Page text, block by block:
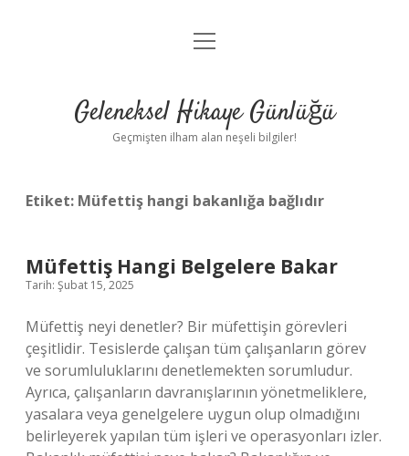
Anasayfa
Yasal Uyarı
menüyü
Geleneksel Hikaye Günlüğü
Geçmişten ilham alan neşeli bilgiler!
Etiket: Müfettiş hangi bakanlığa bağlıdır
Müfettiş Hangi Belgelere Bakar
Tarih: Şubat 15, 2025
Müfettiş neyi denetler? Bir müfettişin görevleri
çeşitlidir. Tesislerde çalışan tüm çalışanların görev
ve sorumluluklarını denetlemekten sorumludur.
Ayrıca, çalışanların davranışlarının yönetmeliklere,
yasalara veya genelgelere uygun olup olmadığını
belirleyerek yapılan tüm işleri ve operasyonları izler.